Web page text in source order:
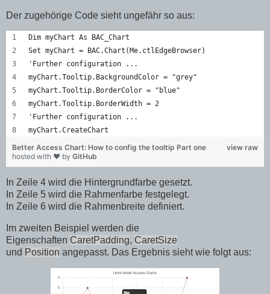
Der zugehörige Code sieht ungefähr so aus:
Dim myChart As BAC_Chart
Set myChart = BAC.Chart(Me.ctlEdgeBrowser)
'Further configuration ...
myChart.Tooltip.BackgroundColor = "grey"
myChart.Tooltip.BorderColor = "blue"
myChart.Tooltip.BorderWidth = 2
'Further configuration ...
myChart.CreateChart
view raw
Better Access Chart: How to config the tooltip Part one
hosted with ❤ by GitHub
In Zeile 4 wird die Hintergrundfarbe gesetzt.
In Zeile 5 wird die Rahmenfarbe festgelegt.
In Zeile 6 wird die Rahmenbreite definiert.
Im zweiten Beispiel werden die
Eigenschaften CaretPadding, CaretSize
und Position angepasst. Das Ergebnis sieht wie folgt aus: